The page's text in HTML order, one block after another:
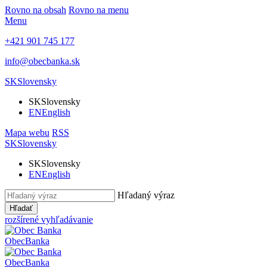
Rovno na obsah Rovno na menu
Menu
+421 901 745 177
info@obecbanka.sk
SKSlovensky
SKSlovensky
ENEnglish
Mapa webu RSS
SKSlovensky
SKSlovensky
ENEnglish
Hľadaný výraz
Hľadať
rozšírené vyhľadávanie
ObecBanka
ObecBanka